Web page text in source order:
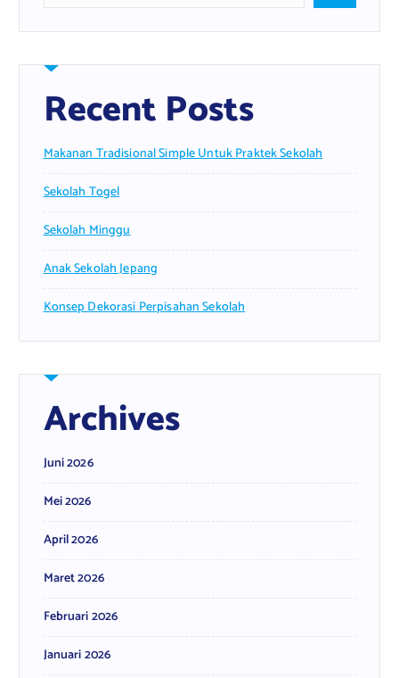
Recent Posts
Makanan Tradisional Simple Untuk Praktek Sekolah
Sekolah Togel
Sekolah Minggu
Anak Sekolah Jepang
Konsep Dekorasi Perpisahan Sekolah
Archives
Juni 2026
Mei 2026
April 2026
Maret 2026
Februari 2026
Januari 2026